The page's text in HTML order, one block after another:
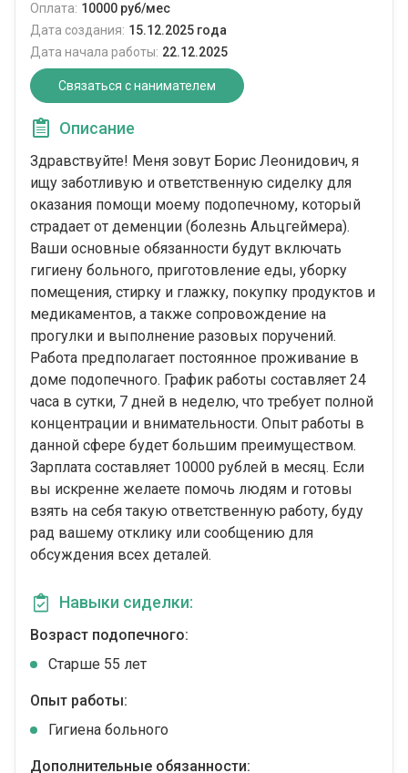
Оплата: 10000 руб/мес
Дата создания: 15.12.2025 года
Дата начала работы: 22.12.2025
Связаться с нанимателем
Описание
Здравствуйте! Меня зовут Борис Леонидович, я
ищу заботливую и ответственную сиделку для
оказания помощи моему подопечному, который
страдает от деменции (болезнь Альцгеймера).
Ваши основные обязанности будут включать
гигиену больного, приготовление еды, уборку
помещения, стирку и глажку, покупку продуктов и
медикаментов, а также сопровождение на
прогулки и выполнение разовых поручений.
Работа предполагает постоянное проживание в
доме подопечного. График работы составляет 24
часа в сутки, 7 дней в неделю, что требует полной
концентрации и внимательности. Опыт работы в
данной сфере будет большим преимуществом.
Зарплата составляет 10000 рублей в месяц. Если
вы искренне желаете помочь людям и готовы
взять на себя такую ответственную работу, буду
рад вашему отклику или сообщению для
обсуждения всех деталей.
Навыки сиделки:
Возраст подопечного:
Cтарше 55 лет
Опыт работы:
Гигиена больного
Дополнительные обязанности: